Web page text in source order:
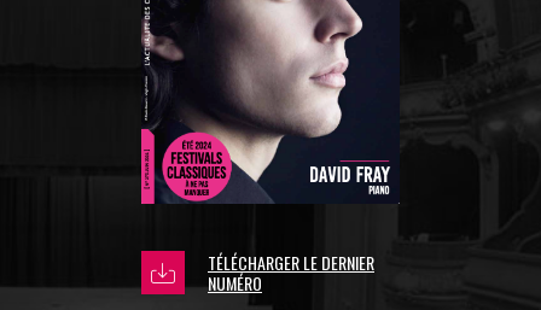
TÉLÉCHARGER LE DERNIER
NUMÉRO